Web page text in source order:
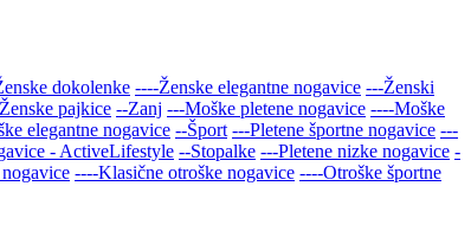
dokolenke ----Ženske elegantne nogavice ---Ženski
pajkice --Zanj ---Moške pletene nogavice ----Moške
elegantne nogavice --Šport ---Pletene športne nogavice ---
- ActiveLifestyle --Stopalke ---Pletene nizke nogavice -
----Klasične otroške nogavice ----Otroške športne